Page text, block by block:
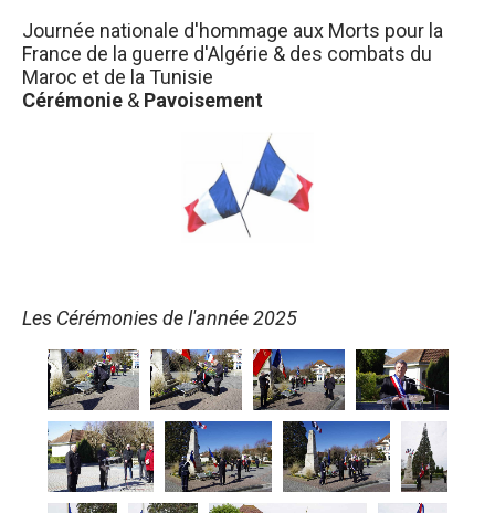
Journée nationale d'hommage aux Morts pour la
France de la guerre d'Algérie & des combats du
Maroc et de la Tunisie
Cérémonie & Pavoisement
Les Cérémonies de l'année 2025